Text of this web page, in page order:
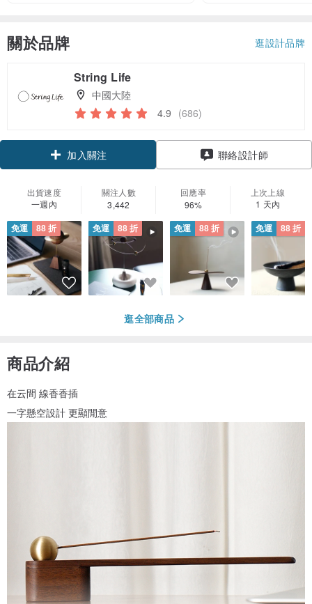
關於品牌 逛設計品牌
String Life
中國大陸
4.9 (686)
加入關注 聯絡設計師
出貨速度
一週內
關注人數
3,442
回應率
96%
上次上線
1 天內
免運 88 折 免運 88 折 免運 88 折 免運 88 折
逛全部商品
商品介紹
在云間 線香香插
一字懸空設計 更顯閒意